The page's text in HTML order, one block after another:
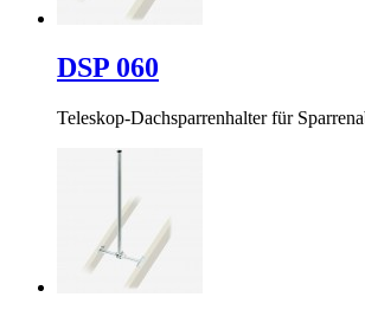
DSP 060
Teleskop-Dachsparrenhalter für